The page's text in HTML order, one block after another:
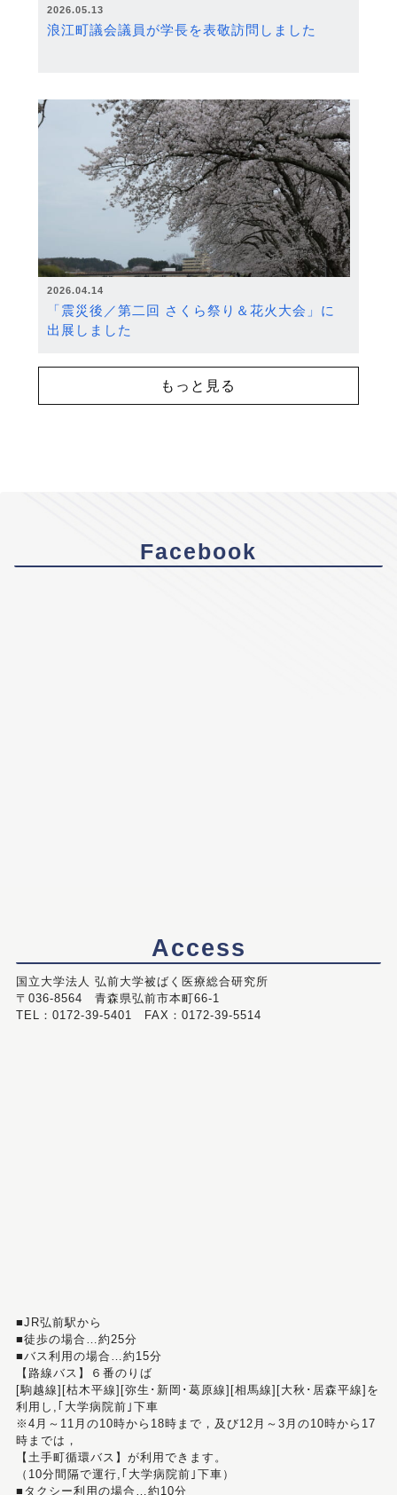
2026.05.13
浪江町議会議員が学長を表敬訪問しました
2026.04.14
「震災後／第二回 さくら祭り＆花火大会」に
出展しました
もっと見る
Facebook
Access
国立大学法人 弘前大学被ばく医療総合研究所
〒036-8564 青森県弘前市本町66-1
TEL：0172-39-5401 FAX：0172-39-5514
■JR弘前駅から
■徒歩の場合…約25分
■バス利用の場合…約15分
【路線バス】６番のりば
[駒越線][枯木平線][弥生･新岡･葛原線][相馬線][大秋･居森平線]を
利用し,｢大学病院前｣下車
※4月～11月の10時から18時まで，及び12月～3月の10時から17
時までは，
【土手町循環バス】が利用できます。
（10分間隔で運行,｢大学病院前｣下車）
■タクシー利用の場合…約10分